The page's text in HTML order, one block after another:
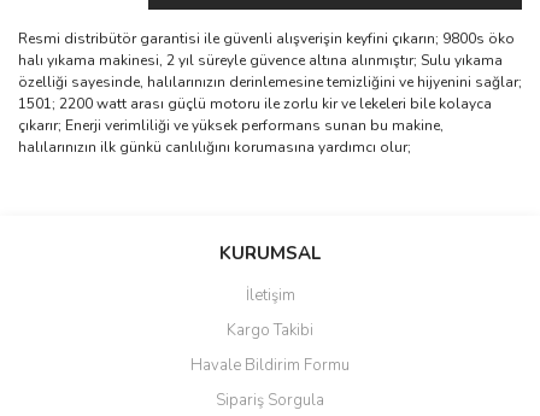
Resmi distribütör garantisi ile güvenli alışverişin keyfini çıkarın; 9800s öko
halı yıkama makinesi, 2 yıl süreyle güvence altına alınmıştır; Sulu yıkama
özelliği sayesinde, halılarınızın derinlemesine temizliğini ve hijyenini sağlar;
1501; 2200 watt arası güçlü motoru ile zorlu kir ve lekeleri bile kolayca
çıkarır; Enerji verimliliği ve yüksek performans sunan bu makine,
halılarınızın ilk günkü canlılığını korumasına yardımcı olur;
Bu ürüne ilk yorumu siz yapın!
Ürün resmi kalitesiz, bozuk veya görüntülenemiyor.
Ürün açıklamasında eksik bilgiler bulunuyor.
Ürün bilgilerinde hatalar bulunuyor.
KURUMSAL
İletişim
Kargo Takibi
Havale Bildirim Formu
Sipariş Sorgula